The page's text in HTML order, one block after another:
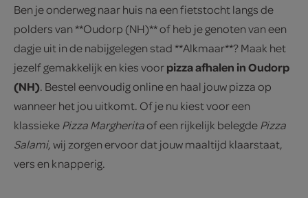
Ben je onderweg naar huis na een fietstocht langs de
polders van **Oudorp (NH)** of heb je genoten van een
dagje uit in de nabijgelegen stad **Alkmaar**? Maak het
jezelf gemakkelijk en kies voorpizza afhalen in Oudorp
(NH). Bestel eenvoudig online en haal jouw pizza op
wanneer het jou uitkomt. Of je nu kiest voor een
klassiekePizza Margheritaof een rijkelijk belegdePizza
Salami, wij zorgen ervoor dat jouw maaltijd klaarstaat,
vers en knapperig.